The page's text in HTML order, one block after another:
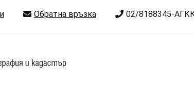
Обратна връзка 02/8188345-